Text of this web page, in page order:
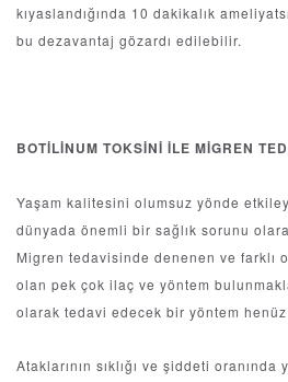
kıyaslandığında 10 dakikalık
bu dezavantaj gözardı edilebilir.
BOTİLİNUM TOKSİNİ İLE MİGREN
Yaşam kalitesini olumsuz yönde
dünyada önemli bir sağlık sorunu
Migren tedavisinde denenen ve farklı
olan pek çok ilaç ve yöntem
olarak tedavi edecek bir yöntem henüz
Ataklarının sıklığı ve şiddeti